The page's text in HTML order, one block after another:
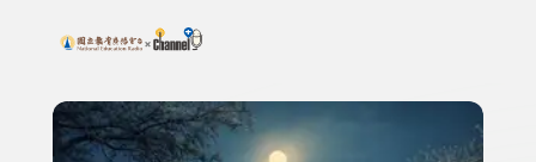
上方功能區塊
搜尋關鍵字：可輸入節目名稱、主持人或關鍵字